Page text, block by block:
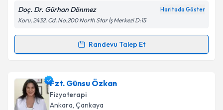
Kişisel verilerimin işlenmesine ilişkin
Aydınlatma
Metni'ni okudum ve kişisel verilerimin belirtilen
kapsamda işlenmesini kabul ediyorum.
Doç. Dr. Gürhan Dönmez Haritada Göster
Koru, 2432. Cd. No:200 North Star İş Merkezi D:15
Randevu Talep Et
Randevu Takvimi Talebi
Fzt. Emrah Korkmaziçin randevu takvimi talebi
oluşturun. Size bu uzmandan randevu almanız için bir
takvim hazırlandığında e-posta ile bilgilendireceğiz.
Fzt. Günsu Özkan
Fizyoterapi
Ankara, Çankaya